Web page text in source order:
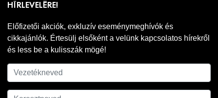
HÍRLEVELÉRE!
Előfizetői akciók, exkluzív eseménymeghívók és
cikkajánlók. Értesülj elsőként a velünk kapcsolatos hírekről
és less be a kulisszák mögé!